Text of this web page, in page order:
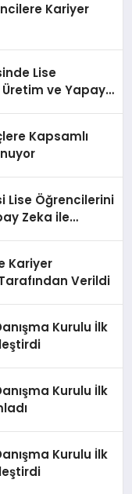
Kariyer
Lise
ve Yapay
Kapsamlı
Lise Öğrencilerini
Zeka ile
Kariyer
Tarafından Verildi
Kurulu İlk
Kurulu İlk
Kurulu İlk